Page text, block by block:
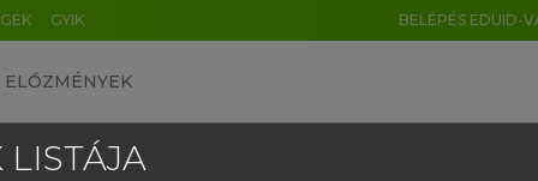
GYIK BELÉPÉS EDUID-
ELŐZMÉNYEK
LISTÁJA